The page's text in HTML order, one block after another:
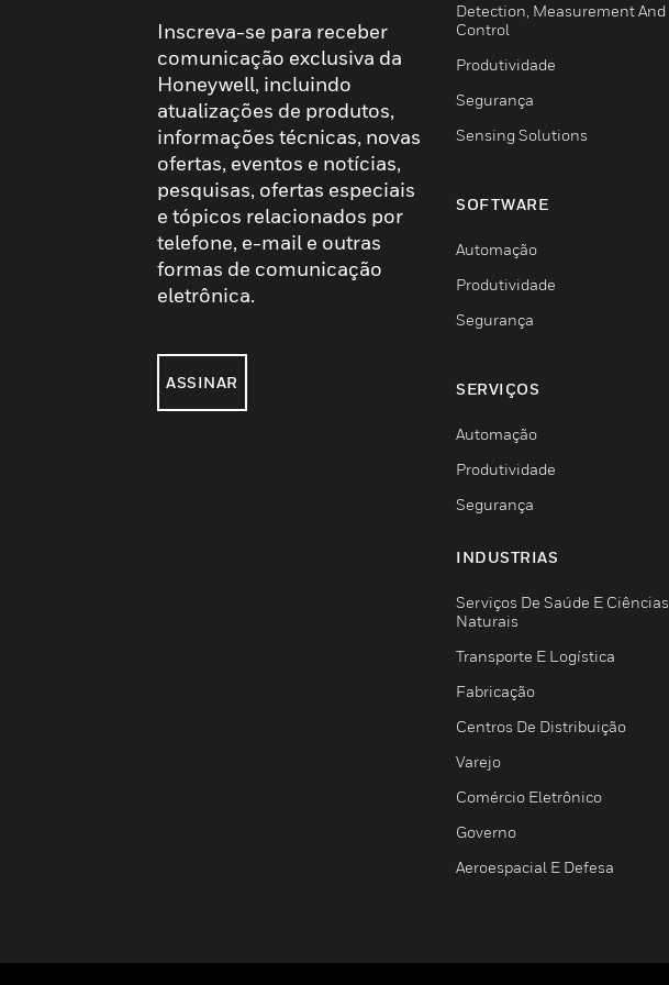
Inscreva-se para receber
comunicação exclusiva da
Honeywell, incluindo
atualizações de produtos,
informações técnicas, novas
ofertas, eventos e notícias,
pesquisas, ofertas especiais
e tópicos relacionados por
telefone, e-mail e outras
formas de comunicação
eletrônica.
ASSINAR
Detection, Measurement And
Control
Produtividade
Segurança
Sensing Solutions
SOFTWARE
Automação
Produtividade
Segurança
SERVIÇOS
Automação
Produtividade
Segurança
INDUSTRIAS
Serviços De Saúde E Ciências
Naturais
Transporte E Logística
Fabricação
Centros De Distribuição
Varejo
Comércio Eletrônico
Governo
Aeroespacial E Defesa